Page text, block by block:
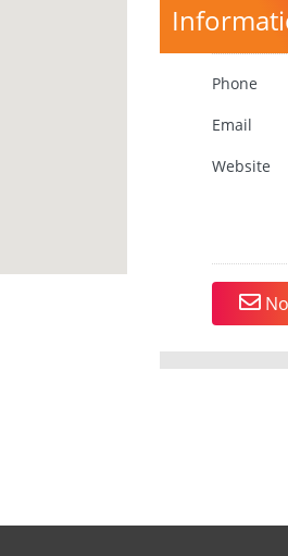
Phone
Email
Website